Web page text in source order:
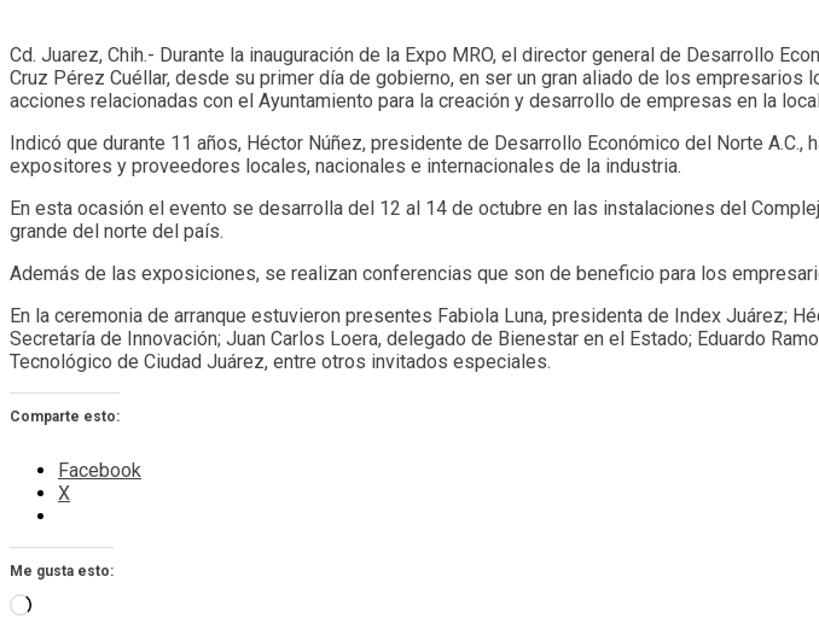
Cd. Juarez, Chih.- Durante la inauguración de la Expo MRO, el director general de Desarrollo
Cruz Pérez Cuéllar, desde su primer día de gobierno, en ser un gran aliado de los
acciones relacionadas con el Ayuntamiento para la creación y desarrollo de empresas en la
Indicó que durante 11 años, Héctor Núñez, presidente de Desarrollo Económico del Norte
expositores y proveedores locales, nacionales e internacionales de la industria.
En esta ocasión el evento se desarrolla del 12 al 14 de octubre en las instalaciones del
grande del norte del país.
Además de las exposiciones, se realizan conferencias que son de beneficio para los
En la ceremonia de arranque estuvieron presentes Fabiola Luna, presidenta de Index Juárez;
Secretaría de Innovación; Juan Carlos Loera, delegado de Bienestar en el Estado; Eduardo
Tecnológico de Ciudad Juárez, entre otros invitados especiales.
Comparte esto:
Facebook
X
Me gusta esto:
Cargando...